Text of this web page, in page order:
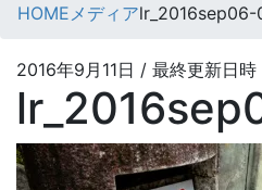
HOME メディアlr_2016sep06-
2016年9月11日 / 最終更新日時